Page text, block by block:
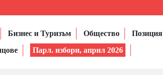
Бизнес и Туризъм Общество Позиция
Парл. избори, април 2026